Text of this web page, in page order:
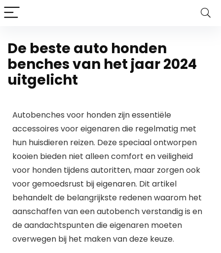
De beste auto honden
benches van het jaar 2024
uitgelicht
Autobenches voor honden zijn essentiële
accessoires voor eigenaren die regelmatig met
hun huisdieren reizen. Deze speciaal ontworpen
kooien bieden niet alleen comfort en veiligheid
voor honden tijdens autoritten, maar zorgen ook
voor gemoedsrust bij eigenaren. Dit artikel
behandelt de belangrijkste redenen waarom het
aanschaffen van een autobench verstandig is en
de aandachtspunten die eigenaren moeten
overwegen bij het maken van deze keuze.